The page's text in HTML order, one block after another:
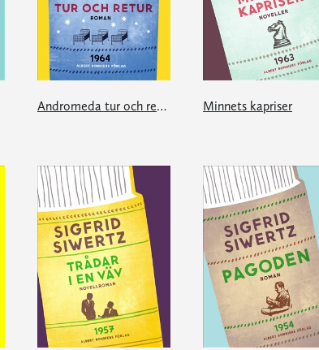
Andromeda tur och retur Minnets kapriser